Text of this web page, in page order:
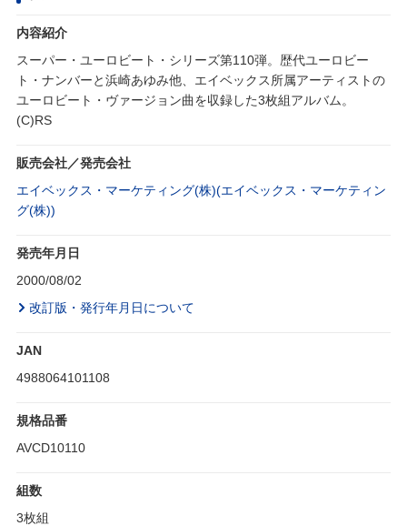
内容紹介
スーパー・ユーロビート・シリーズ第110弾。歴代ユーロビー
ト・ナンバーと浜崎あゆみ他、エイベックス所属アーティストの
ユーロビート・ヴァージョン曲を収録した3枚組アルバム。
(C)RS
販売会社／発売会社
エイベックス・マーケティング(株)(エイベックス・マーケティン
グ(株))
発売年月日
2000/08/02
改訂版・発行年月日について
JAN
4988064101108
規格品番
AVCD10110
組数
3枚組